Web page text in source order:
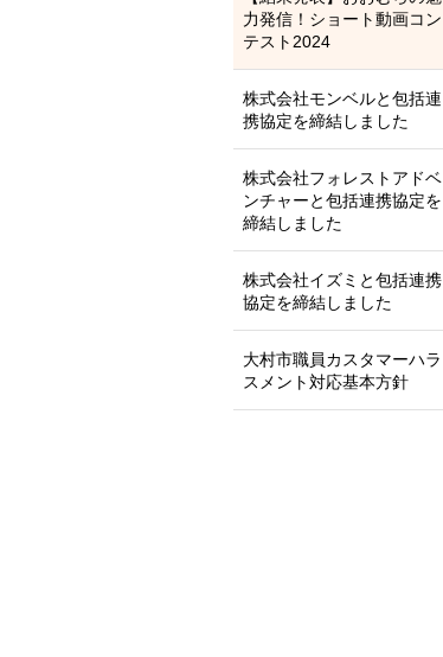
力発信！ショート動画コン
テスト2024
株式会社モンベルと包括連
携協定を締結しました
株式会社フォレストアドベ
ンチャーと包括連携協定を
締結しました
株式会社イズミと包括連携
協定を締結しました
大村市職員カスタマーハラ
スメント対応基本方針